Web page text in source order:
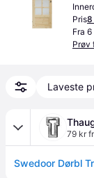
Pris8
Fra
Prøv
Laveste
79 kr